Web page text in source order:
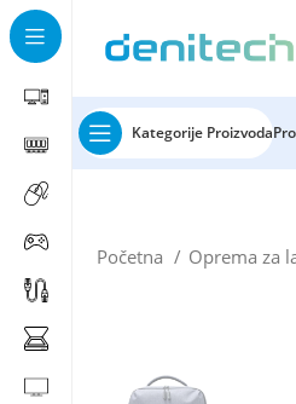
Kategorije Proizvoda
Početna Oprema za